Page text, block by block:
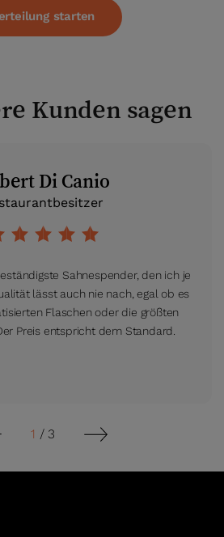
starten
Kunden sagen
Di Canio
Sahnespender, den ich je
lässt auch nie nach, egal ob es
Flaschen oder die größten
Preis entspricht dem Standard.
1 / 3